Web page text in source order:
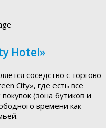
Hotel»
соседство с торгово-
City», где есть все
(зона бутиков и
времени как